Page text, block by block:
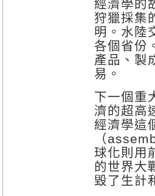
經濟學的
狩獵採集
明。水陸
各個省份
產品、製
易。
下一個重
濟的超高
經濟學這
（
球化則用
的世界大
毀了生計